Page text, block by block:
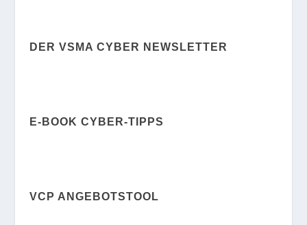
DER VSMA CYBER NEWSLETTER
E-BOOK CYBER-TIPPS
VCP ANGEBOTSTOOL